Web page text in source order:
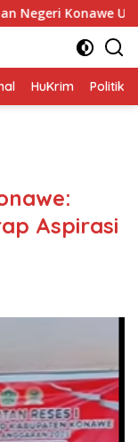
Konawe Usut
HuKrim Politik
Aspirasi